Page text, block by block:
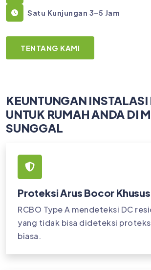
Satu Kunjungan 3–5 Jam
TENTANG KAMI
KEUNTUNGAN INSTALASI
UNTUK RUMAH ANDA DI
SUNGGAL
Proteksi Arus Bocor Khusus
RCBO Type A mendeteksi DC
yang tidak bisa dideteksi
biasa.